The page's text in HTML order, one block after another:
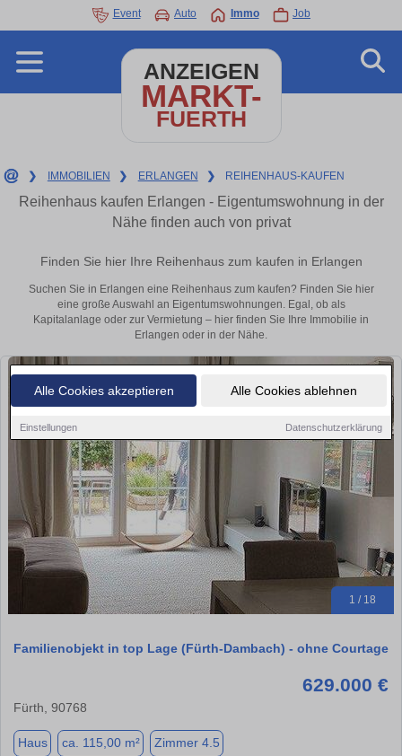
Alle Cookies akzeptieren Alle Cookies ablehnen
Einstellungen Datenschutzerklärung
Event Auto Immo Job
ANZEIGEN
MARKT-
FUERTH
❯ IMMOBILIEN ❯ ERLANGEN ❯ REIHENHAUS-KAUFEN
Reihenhaus kaufen Erlangen - Eigentumswohnung in der
Nähe finden auch von privat
Finden Sie hier Ihre Reihenhaus zum kaufen in Erlangen
Suchen Sie in Erlangen eine Reihenhaus zum kaufen? Finden Sie hier
eine große Auswahl an Eigentumswohnungen. Egal, ob als
Kapitalanlage oder zur Vermietung – hier finden Sie Ihre Immobilie in
Erlangen oder in der Nähe.
1 / 18
Familienobjekt in top Lage (Fürth-Dambach) - ohne Courtage
629.000 €
Fürth, 90768
Haus ca. 115,00 m² Zimmer 4.5